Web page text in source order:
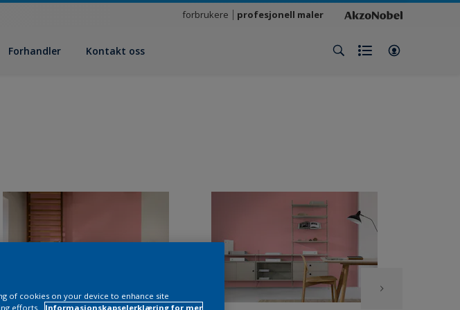
forbrukere profesjonell maler
Forhandler Kontakt oss
of cookies on your device to enhance site
efforts.
Informasjonskapselerklæring for mer